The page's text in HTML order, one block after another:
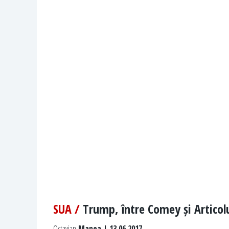
SUA / Trump, între Comey și